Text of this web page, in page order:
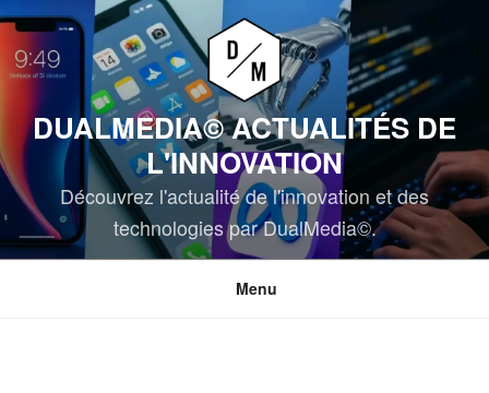
Aller
au
contenu
DUALMEDIA© ACTUALITÉS DE
L'INNOVATION
Découvrez l'actualité de l'innovation et des
technologies par DualMedia©.
Menu